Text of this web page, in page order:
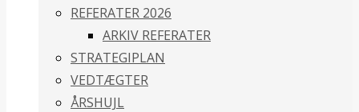
REFERATER 2026
ARKIV REFERATER
STRATEGIPLAN
VEDTÆGTER
ÅRSHUJL